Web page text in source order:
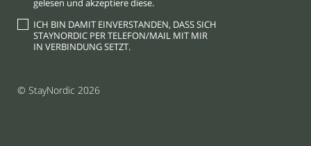
gelesen und akzeptiere diese.
ICH BIN DAMIT EINVERSTANDEN, DASS SICH
STAYNORDIC PER TELEFON/MAIL MIT MIR
IN VERBINDUNG SETZT.
© StayNordic 2026